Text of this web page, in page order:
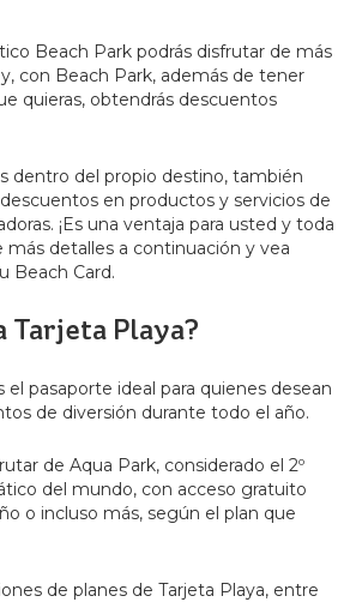
Beach Park podrás disfrutar de más
con Beach Park, además de tener
quieras, obtendrás descuentos
dentro del propio destino, también
en productos y servicios de
¡Es una ventaja para usted y toda
más detalles a continuación y vea
Beach Card.
Tarjeta Playa?
el pasaporte ideal para quienes desean
de diversión durante todo el año.
de Aqua Park, considerado el 2º
del mundo, con acceso gratuito
o incluso más, según el plan que
de planes de Tarjeta Playa, entre